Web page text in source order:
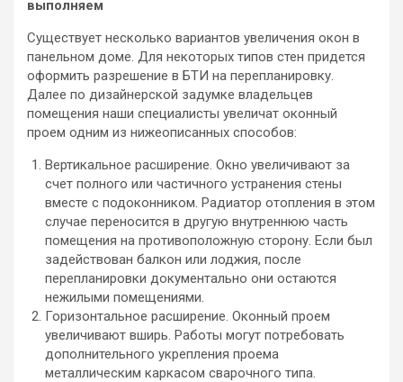
выполняем
Существует несколько вариантов увеличения окон в
панельном доме. Для некоторых типов стен придется
оформить разрешение в БТИ на перепланировку.
Далее по дизайнерской задумке владельцев
помещения наши специалисты увеличат оконный
проем одним из нижеописанных способов:
Вертикальное расширение. Окно увеличивают за
счет полного или частичного устранения стены
вместе с подоконником. Радиатор отопления в этом
случае переносится в другую внутреннюю часть
помещения на противоположную сторону. Если был
задействован балкон или лоджия, после
перепланировки документально они остаются
нежилыми помещениями.
Горизонтальное расширение. Оконный проем
увеличивают вширь. Работы могут потребовать
дополнительного укрепления проема
металлическим каркасом сварочного типа.